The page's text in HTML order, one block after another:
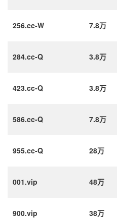
256.cc-W 7.8万
284.cc-Q 3.8万
423.cc-Q 3.8万
586.cc-Q 7.8万
955.cc-Q 28万
001.vip 48万
900.vip 38万